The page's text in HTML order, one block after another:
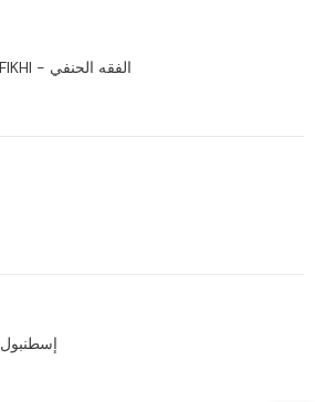
HANEFİ FIKHI - الفقه الحنفي
İstanbul - إسطنبول